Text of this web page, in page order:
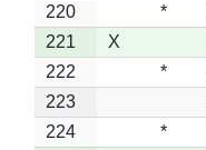
220
*
221
X
222
*
223
224
*